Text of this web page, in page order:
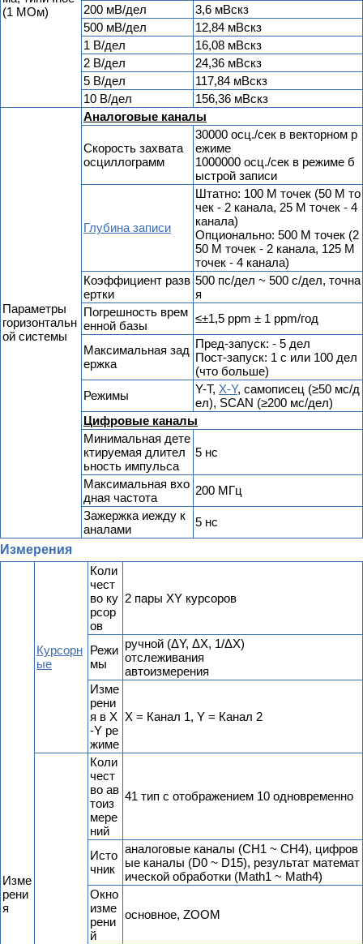
(1 МОм)
200 мВ/дел
3,6 мВскз
500 мВ/дел
12,84 мВскз
1 В/дел
16,08 мВскз
2 В/дел
24,36 мВскз
5 В/дел
117,84 мВскз
10 В/дел
156,36 мВскз
Параметры
горизонтальн
ой системы
Аналоговые каналы
Скорость захвата
осциллограмм
30000 осц./сек в векторном р
ежиме
1000000 осц./сек в режиме б
ыстрой записи
Глубина записи
Штатно: 100 М точек (50 М то
чек - 2 канала, 25 М точек - 4
канала)
Опционально: 500 М точек (2
50 М точек - 2 канала, 125 М
точек - 4 канала)
Коэффициент разв
ертки
500 пс/дел ~ 500 с/дел, точна
я
Погрешность врем
енной базы
≤±1,5 ppm ± 1 ppm/год
Максимальная зад
ержка
Пред-запуск: - 5 дел
Пост-запуск: 1 с или 100 дел
(что больше)
Режимы
Y-T, X-Y, самописец (≥50 мс/д
ел), SCAN (≥200 мс/дел)
Цифровые каналы
Минимальная дете
ктируемая длител
ьность импульса
5 нс
Максимальная вхо
дная частота
200 МГц
Зажержка иежду к
аналами
5 нс
Измерения
Изме
рени
я
Курсорн
ые
Коли
чест
во ку
рсор
ов
2 пары XY курсоров
Режи
мы
ручной (ΔY, ΔX, 1/ΔX)
отслеживания
автоизмерения
Изме
рени
я в X
-Y ре
жиме
X = Канал 1, Y = Канал 2
Коли
чест
во ав
тоиз
мере
ний
41 тип с отображением 10 одновременно
Исто
чник
аналоговые каналы (CH1 ~ CH4), цифров
ые каналы (D0 ~ D15), результат математ
ической обработки (Math1 ~ Math4)
Окно
изме
рени
й
основное, ZOOM